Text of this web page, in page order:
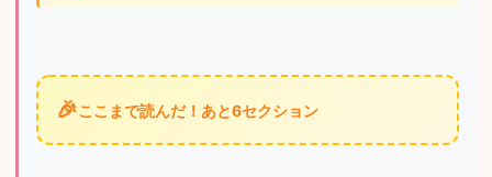
🎉ここまで読んだ！あと6セクション